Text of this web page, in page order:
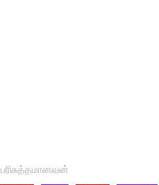
பரிசுத்தமானவன்